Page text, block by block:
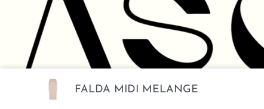
FALDA MIDI MELANGE